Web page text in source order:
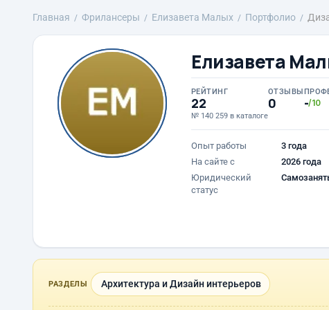
Главная Фрилансеры Елизавета Малых Портфолио
Елизавета
РЕЙТИНГ
22
№ 140 259 в каталоге
ОТЗЫВЫ
0 -/10
Опыт работы
3 года
На сайте с
2026 года
Юридический
статус
РАЗДЕЛЫ Архитектура и Дизайн интерьеров